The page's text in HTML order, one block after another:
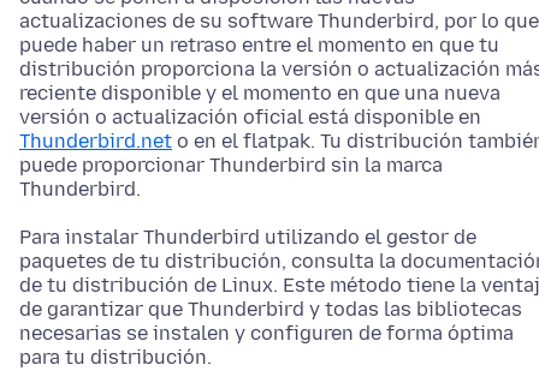
actualizaciones de su software Thunderbird, por lo que
puede haber un retraso entre el momento en que tu
distribución proporciona la versión o actualización
reciente disponible y el momento en que una nueva
versión o actualización oficial está disponible en
Thunderbird.net o en el flatpak. Tu distribución
puede proporcionar Thunderbird sin la marca
Thunderbird.
Para instalar Thunderbird utilizando el gestor de
paquetes de tu distribución, consulta la
de tu distribución de Linux. Este método tiene la
de garantizar que Thunderbird y todas las bibliotecas
necesarias se instalen y configuren de forma óptima
para tu distribución.